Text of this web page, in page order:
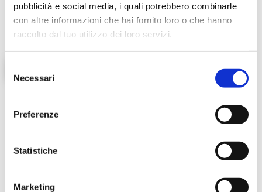
pubblicità e social media, i quali potrebbero combinarle
con altre informazioni che hai fornito loro o che hanno
raccolto dal tuo utilizzo dei loro servizi.
Necessari
Preferenze
Statistiche
Marketing
Contattateci per capire come trasformare una
criticità in un’opportunità.
ReOrbIT4Green